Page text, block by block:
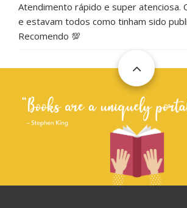
Atendimento rápido e super atenciosa.
e estavam todos como tinham sido
Recomendo 💯